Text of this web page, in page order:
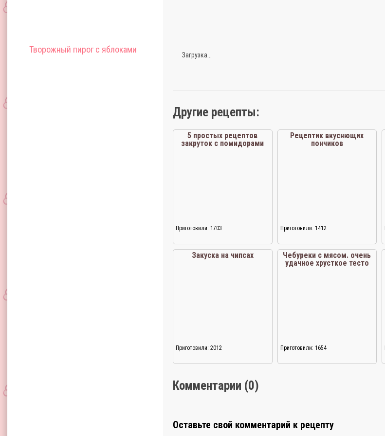
Творожный пирог с яблоками
Загрузка...
Другие рецепты:
5 простых рецептов
закруток с помидорами
Приготовили: 1703
Рецептик вкуснющих
пончиков
Приготовили: 1412
Закуска на чипсах
Приготовили: 2012
Чебуреки с мясом. очень
удачное хрусткое тесто
Приготовили: 1654
Комментарии (0)
Оставьте свой комментарий к рецепту